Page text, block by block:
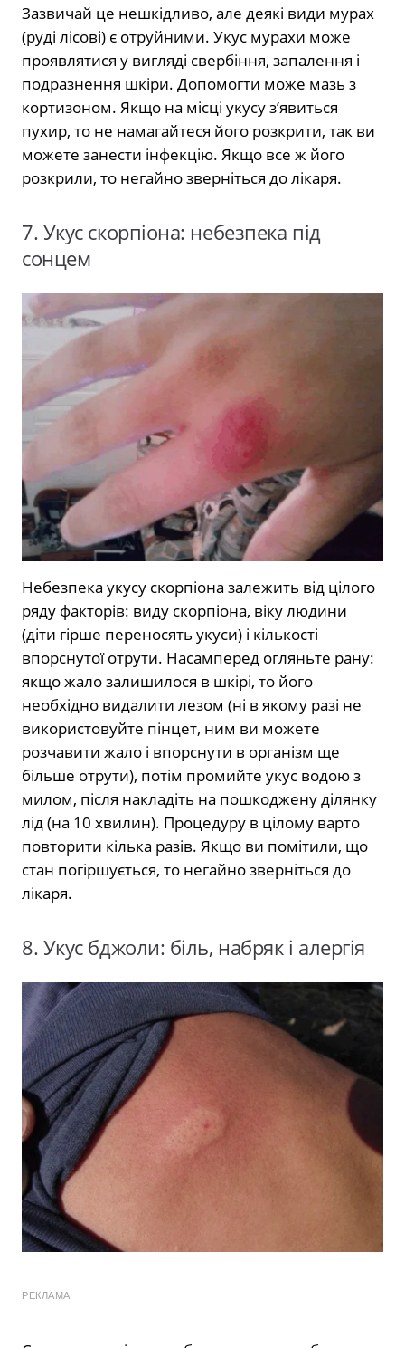
Зазвичай це нешкідливо, але деякі види мурах
(руді лісові) є отруйними. Укус мурахи може
проявлятися у вигляді свербіння, запалення і
подразнення шкіри. Допомогти може мазь з
кортизоном. Якщо на місці укусу з’явиться
пухир, то не намагайтеся його розкрити, так ви
можете занести інфекцію. Якщо все ж його
розкрили, то негайно зверніться до лікаря.
7. Укус скорпіона: небезпека під
сонцем
Небезпека укусу скорпіона залежить від цілого
ряду факторів: виду скорпіона, віку людини
(діти гірше переносять укуси) і кількості
впорснутої отрути. Насамперед огляньте рану:
якщо жало залишилося в шкірі, то його
необхідно видалити лезом (ні в якому разі не
використовуйте пінцет, ним ви можете
розчавити жало і впорснути в організм ще
більше отрути), потім промийте укус водою з
милом, після накладіть на пошкоджену ділянку
лід (на 10 хвилин). Процедуру в цілому варто
повторити кілька разів. Якщо ви помітили, що
стан погіршується, то негайно зверніться до
лікаря.
8. Укус бджоли: біль, набряк і алергія
РЕКЛАМА